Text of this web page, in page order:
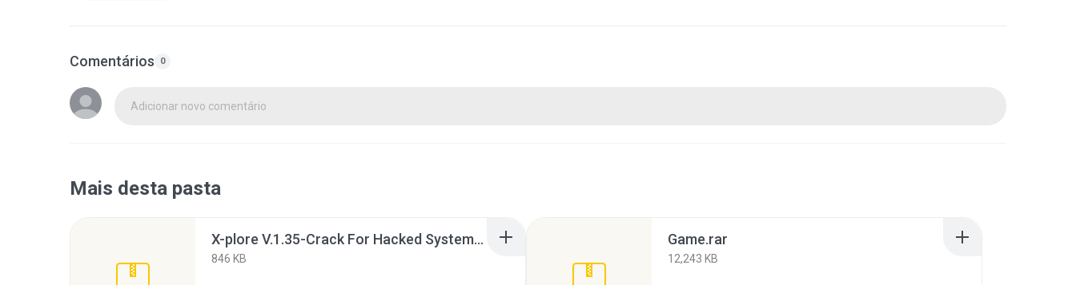
Comentários 0
Adicionar novo comentário
Mais desta pasta
X-plore V.1.35-Crack For Hacked System.rar
846 KB
Game.rar
12,243 KB